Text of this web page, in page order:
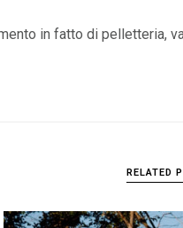
in fatto di pelletteria,
RELATED